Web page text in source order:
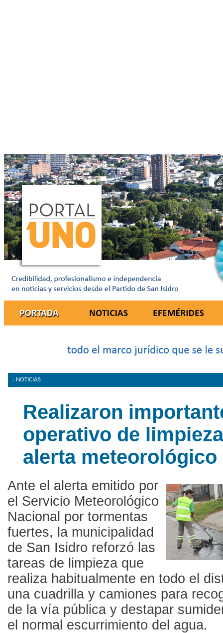
.: NOTICIAS
Realizaron
operativo de
alerta meteorológico
Ante el alerta emitido por
el Servicio Meteorológico
Nacional por tormentas
fuertes, la municipalidad
de San Isidro reforzó las
tareas de limpieza que
realiza habitualmente en todo el
una cuadrilla y camiones para
de la vía pública y destapar
el normal escurrimiento del agua.